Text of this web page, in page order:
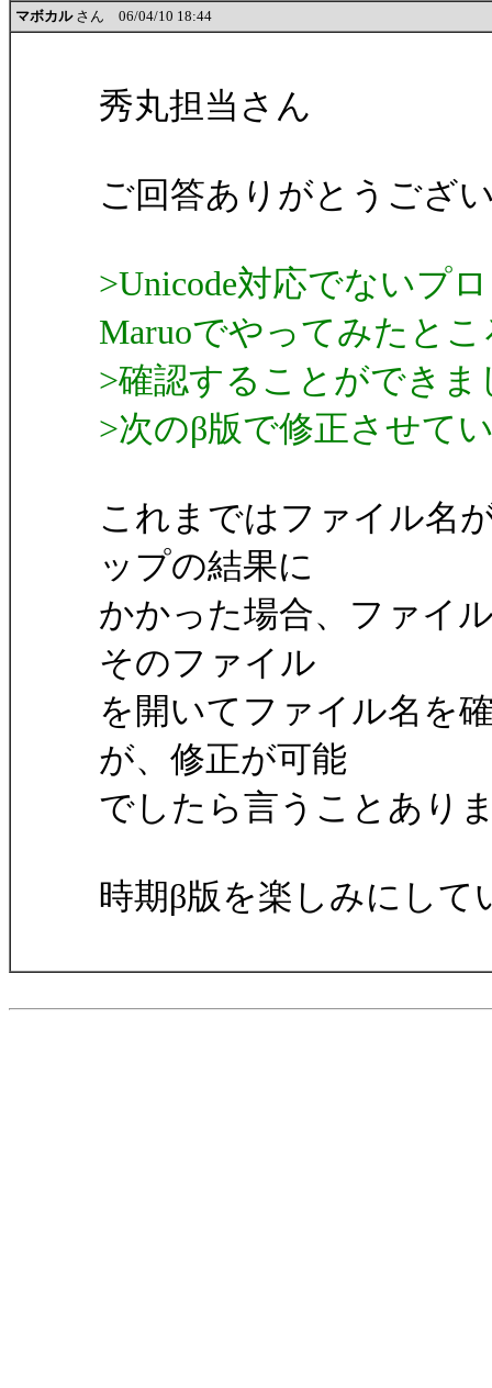
マボカルさん 06/04/10 18:44
秀丸担当さん
ご回答ありがとうござ
>Unicode対応でないプ
Maruoでやってみたとこ
>確認することができま
>次のβ版で修正させて
これまではファイル名
ップの結果に
かかった場合、ファイ
そのファイル
を開いてファイル名を
が、修正が可能
でしたら言うことあり
時期β版を楽しみにして